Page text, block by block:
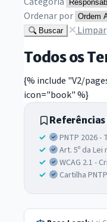
Ordenar por
Buscar Limpar
Todos os
{% include "V2/
icon="book" %}
PNTP 2026 -
Art. 5º da Lei
WCAG 2.1 -
Cartilha